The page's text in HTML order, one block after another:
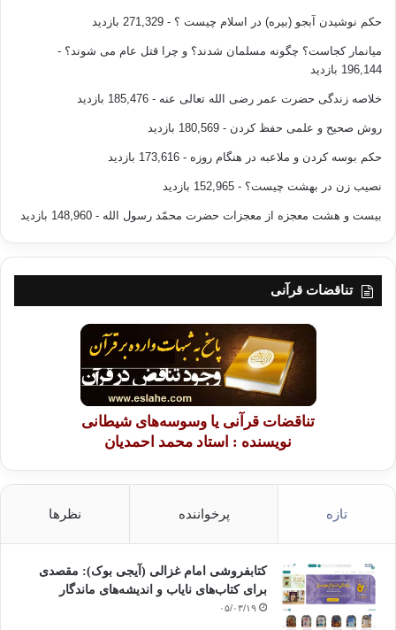
حکم نوشیدن آبجو (بیره) در اسلام چیست ؟ - 271,329 بازدید
میانمار کجاست؟ چگونه مسلمان شدند؟ و چرا قتل عام می شوند؟ -
196,144 بازدید
خلاصه زندگی حضرت عمر رضی الله تعالی عنه - 185,476 بازدید
روش صحیح و علمی حفظ کردن - 180,569 بازدید
حکم بوسه کردن و ملاعبه در هنگام روزه - 173,616 بازدید
نصیب زن در بهشت چیست؟ - 152,965 بازدید
بیست و هشت معجزه از معجزات حضرت محمّد رسول الله - 148,960 بازدید
تناقضات قرآنی
تناقضات قرآنی یا وسوسه‌های شیطانی
نویسنده : استاد محمد احمدیان
تازه پرخواننده نظرها
کتابفروشی امام غزالی (آیجی بوک): مقصدی
برای کتاب‌های نایاب و اندیشه‌های ماندگار
۰۵/۰۳/۱۹